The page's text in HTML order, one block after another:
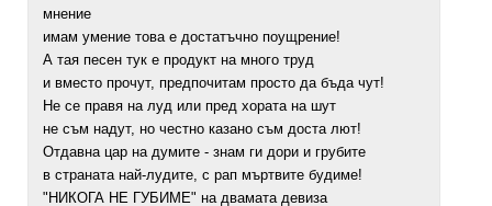
мнение
имам умение това е достатъчно поущрение!
А тая песен тук е продукт на много труд
и вместо прочут, предпочитам просто да бъда чут!
Не се правя на луд или пред хората на шут
не съм надут, но честно казано съм доста лют!
Отдавна цар на думите - знам ги дори и грубите
в страната най-лудите, с рап мъртвите будиме!
"НИКОГА НЕ ГУБИМЕ" на двамата девиза